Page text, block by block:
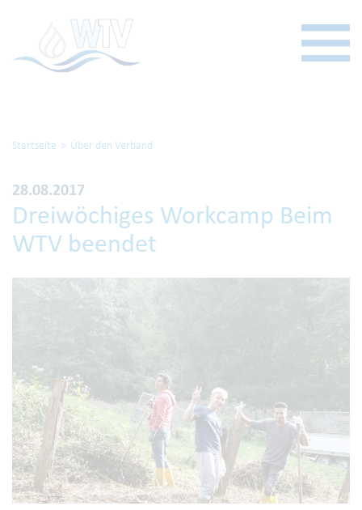
Startseite Über den Verband
28.08.2017
Dreiwöchiges Workcamp Beim
WTV beendet